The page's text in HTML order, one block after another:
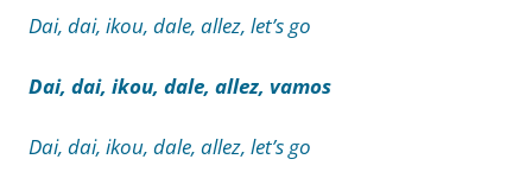
Dai, dai, ikou, dale, allez, let’s go
Dai, dai, ikou, dale, allez, vamos
Dai, dai, ikou, dale, allez, let’s go